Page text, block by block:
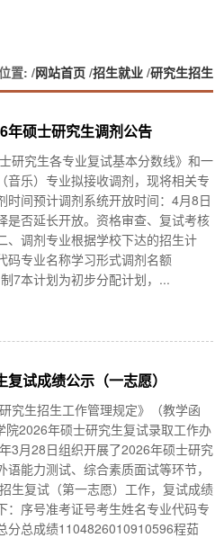
置: /网站首页 /招生就业 /研究生招生
年硕士研究生调剂公告
研究生各专业复试基本分数线》和一
音乐）专业拟接收调剂，现将相关专
时间预计调剂系统开放时间：4月8日
是否延长开放。资格审查、复试考核
、调剂专业根据学校下达的招生计
码专业名称学习形式调剂名额
7本计划为初步分配计划，...
试成绩公示（一志愿）
究生招生工作管理规定》（教学函
院2026年硕士研究生复试录取工作办
3月28日组织开展了2026年硕士研究
能力测试、综合素质面试等环节，
生复试（第一志愿）工作，复试成绩
：序号准考证号考生姓名专业代码专
分总成绩1104826010910596程茹